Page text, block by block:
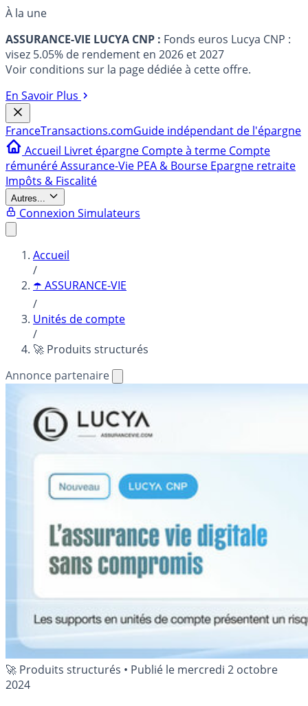
À la une
ASSURANCE-VIE LUCYA CNP : Fonds euros Lucya CNP :
visez 5.05% de rendement en 2026 et 2027
Voir conditions sur la page dédiée à cette offre.
En Savoir Plus
FranceTransactions.comGuide indépendant de l'épargne
Accueil Livret épargne Compte à terme Compte
rémunéréAssurance-Vie PEA & Bourse Epargne retraite
Impôts & Fiscalité
Autres...
Connexion Simulateurs
Accueil
/
☂️ ASSURANCE-VIE
/
Unités de compte
/
🚀 Produits structurés
Annonce partenaire
🚀 Produits structurés • Publié le mercredi 2 octobre
2024